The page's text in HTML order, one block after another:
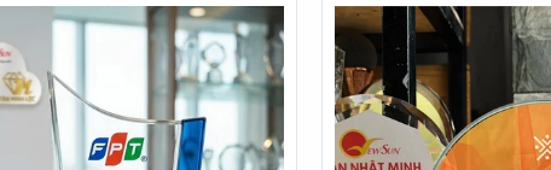
Pha lê In Hình